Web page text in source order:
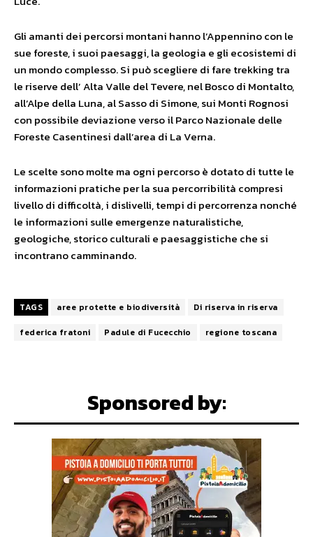
Gli amanti dei percorsi montani hanno l’Appennino con le
sue foreste, i suoi paesaggi, la geologia e gli ecosistemi di
un mondo complesso. Si può scegliere di fare trekking tra
le riserve dell’ Alta Valle del Tevere, nel Bosco di Montalto,
all’Alpe della Luna, al Sasso di Simone, sui Monti Rognosi
con possibile deviazione verso il Parco Nazionale delle
Foreste Casentinesi dall’area di La Verna.
Le scelte sono molte ma ogni percorso è dotato di tutte le
informazioni pratiche per la sua percorribilità compresi
livello di difficoltà, i dislivelli, tempi di percorrenza nonché
le informazioni sulle emergenze naturalistiche,
geologiche, storico culturali e paesaggistiche che si
incontrano camminando.
TAGS aree protette e biodiversità
Di riserva in riserva
federica fratoni
Padule di Fucecchio regione toscana
Sponsored by: